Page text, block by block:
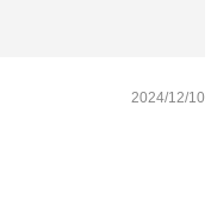
2024/12/10